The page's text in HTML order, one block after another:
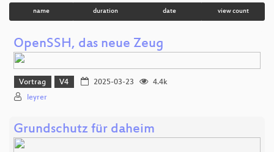
name duration date view count
OpenSSH, das neue Zeug
Vortrag V4 2025-03-23
4.4k
leyrer
Grundschutz für daheim